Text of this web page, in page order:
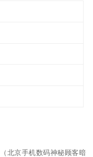
（ 北京手机数码神秘顾客 暗